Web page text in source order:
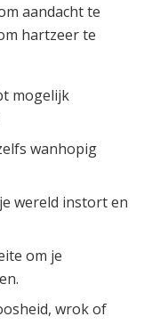
aandacht te
hartzeer te
mogelijk
wanhopig
wereld instort en
om je
wrok of